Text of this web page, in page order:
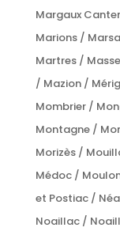
Margaux
Marions /
Martres /
/ Mazion /
Mombrier /
Montagne /
Morizès /
Médoc /
et Postiac /
Noaillac /